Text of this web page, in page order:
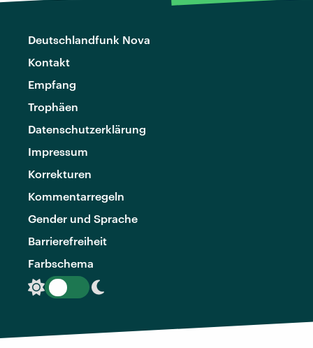
Deutschlandfunk Nova
Kontakt
Empfang
Trophäen
Datenschutzerklärung
Impressum
Korrekturen
Kommentarregeln
Gender und Sprache
Barrierefreiheit
Farbschema